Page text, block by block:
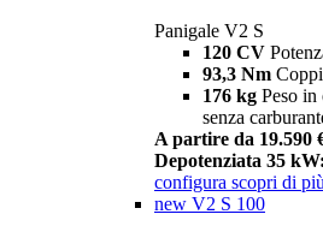
Panigale V2 S
120 CV
93,3 Nm
176 kg Peso in
senza
A partire da 19.590
Depotenziata 35
configura scopri di più
new V2 S 100